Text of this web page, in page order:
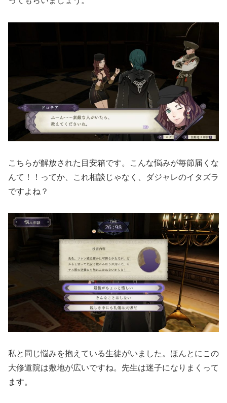
こちらが解放された目安箱です。こんな悩みが毎節届くな
んて！！ってか、これ相談じゃなく、ダジャレのイタズラ
ですよね？
私と同じ悩みを抱えている生徒がいました。ほんとにこの
大修道院は敷地が広いですね。先生は迷子になりまくって
ます。